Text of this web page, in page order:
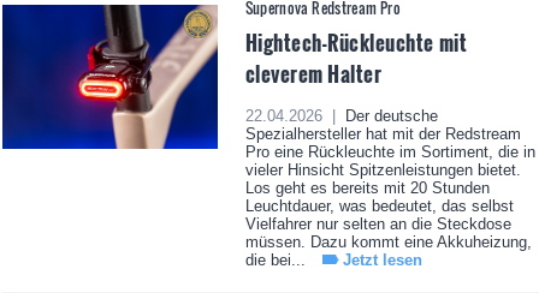
Supernova Redstream Pro
Hightech-Rückleuchte mit
cleverem Halter
22.04.2026 |
Der deutsche
Spezialhersteller hat mit der Redstream
Pro eine Rückleuchte im Sortiment, die in
vieler Hinsicht Spitzenleistungen bietet.
Los geht es bereits mit 20 Stunden
Leuchtdauer, was bedeutet, das selbst
Vielfahrer nur selten an die Steckdose
müssen. Dazu kommt eine Akkuheizung,
die bei...
Jetzt lesen